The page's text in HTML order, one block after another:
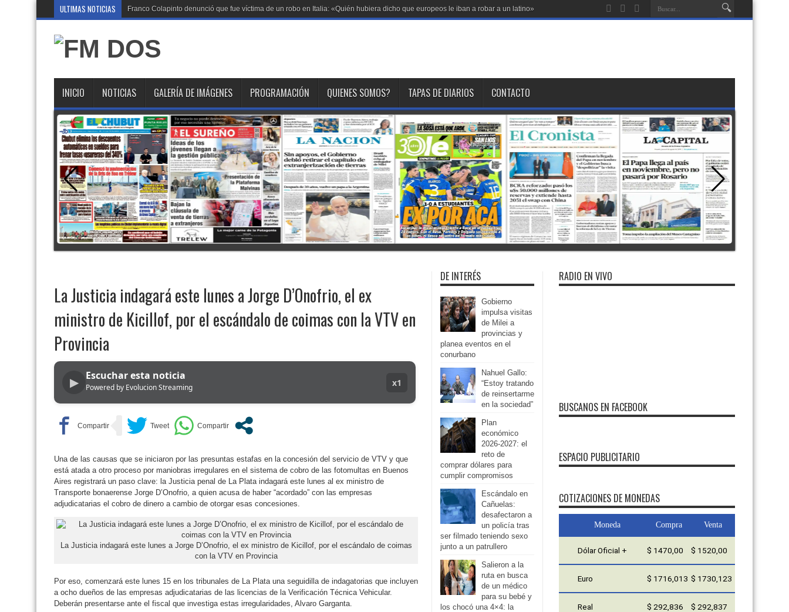
ULTIMAS NOTICIAS Franco Colapinto denunció que fue víctima de un robo en Italia: «Quién hubiera dicho que europeos le iban a robar a un latino»
INICIO NOTICIAS GALERÍA DE IMÁGENES PROGRAMACIÓN QUIENES SOMOS? TAPAS DE DIARIOS CONTACTO
La Justicia indagará este lunes a Jorge D’Onofrio, el ex
ministro de Kicillof, por el escándalo de coimas con la VTV en
Provincia
▶
Escuchar esta noticia
Powered by Evolucion Streaming x1
Una de las causas que se iniciaron por las presuntas estafas en la concesión del servicio de VTV y que
está atada a otro proceso por maniobras irregulares en el sistema de cobro de las fotomultas en Buenos
Aires registrará un paso clave: la Justicia penal de La Plata indagará este lunes al ex ministro de
Transporte bonaerense Jorge D’Onofrio, a quien acusa de haber “acordado” con las empresas
adjudicatarias el cobro de dinero a cambio de otorgar esas concesiones.
La Justicia indagará este lunes a Jorge D’Onofrio, el ex ministro de Kicillof, por el escándalo de coimas
con la VTV en Provincia
Por eso, comenzará este lunes 15 en los tribunales de La Plata una seguidilla de indagatorias que incluyen
a ocho dueños de las empresas adjudicatarias de las licencias de la Verificación Técnica Vehicular.
Deberán presentarse ante el fiscal que investiga estas irregularidades, Alvaro Garganta.
DE INTERÉS
Gobierno
impulsa visitas
de Milei a
provincias y
planea eventos en el
conurbano
Nahuel Gallo:
“Estoy tratando
de reinsertarme
en la sociedad”
Plan
económico
2026-2027: el
reto de
comprar dólares para
cumplir compromisos
Escándalo en
Cañuelas:
desafectaron a
un policía tras
ser filmado teniendo sexo
junto a un patrullero
Salieron a la
ruta en busca
de un médico
para su bebé y
los chocó una 4×4: la
RADIO EN VIVO
BUSCANOS EN FACEBOOK
ESPACIO PUBLICITARIO
COTIZACIONES DE MONEDAS
Moneda Compra Venta
Dólar Oficial + $ 1470,00 $ 1520,00
Euro $ 1716,013 $ 1730,123
Real $ 292,836 $ 292,837